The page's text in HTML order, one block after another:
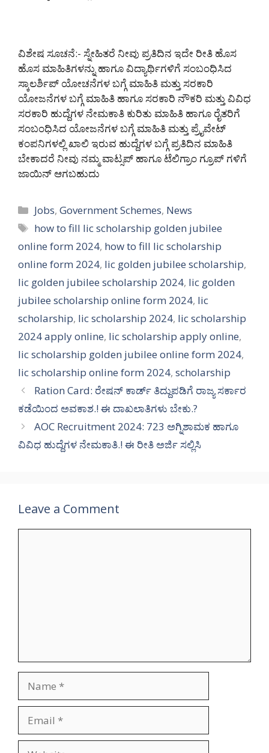
ವಿಶೇಷ ಸೂಚನೆ:- ಸ್ನೇಹಿತರೆ ನೀವು ಪ್ರತಿದಿನ ಇದೇ ರೀತಿ ಹೊಸ
ಹೊಸ ಮಾಹಿತಿಗಳನ್ನು ಹಾಗೂ ವಿದ್ಯಾರ್ಥಿಗಳಿಗೆ ಸಂಬಂಧಿಸಿದ
ಸ್ಕಾಲರ್ಶಿಪ್ ಯೋಚನೆಗಳ ಬಗ್ಗೆ ಮಾಹಿತಿ ಮತ್ತು ಸರಕಾರಿ
ಯೋಜನೆಗಳ ಬಗ್ಗೆ ಮಾಹಿತಿ ಹಾಗೂ ಸರಕಾರಿ ನೌಕರಿ ಮತ್ತು ವಿವಿಧ
ಸರಕಾರಿ ಹುದ್ದೆಗಳ ನೇಮಕಾತಿ ಕುರಿತು ಮಾಹಿತಿ ಹಾಗೂ ರೈತರಿಗೆ
ಸಂಬಂಧಿಸಿದ ಯೋಜನೆಗಳ ಬಗ್ಗೆ ಮಾಹಿತಿ ಮತ್ತು ಪ್ರೈವೇಟ್
ಕಂಪನಿಗಳಲ್ಲಿ ಖಾಲಿ ಇರುವ ಹುದ್ದೆಗಳ ಬಗ್ಗೆ ಪ್ರತಿದಿನ ಮಾಹಿತಿ
ಬೇಕಾದರೆ ನೀವು ನಮ್ಮ ವಾಟ್ಸಪ್ ಹಾಗೂ ಟೆಲಿಗ್ರಾಂ ಗ್ರೂಪ್ ಗಳಿಗೆ
ಜಾಯಿನ್ ಆಗಬಹುದು
Categories
Jobs,Government Schemes, News
Tags
how to fill lic scholarship golden jubilee
online form 2024, how to fill lic scholarship
online form 2024, lic golden jubilee scholarship,
lic golden jubilee scholarship 2024, lic golden
jubilee scholarship online form 2024, lic
scholarship, lic scholarship 2024, lic scholarship
2024 apply online, lic scholarship apply online,
lic scholarship golden jubilee online form 2024,
lic scholarship online form 2024, scholarship
Ration Card: ರೇಷನ್ ಕಾರ್ಡ್ ತಿದ್ದುಪಡಿಗೆ ರಾಜ್ಯ ಸರ್ಕಾರ
ಕಡೆಯಿಂದ ಅವಕಾಶ.! ಈ ದಾಖಲಾತಿಗಳು ಬೇಕು.?
AOC Recruitment 2024: 723 ಅಗ್ನಿಶಾಮಕ ಹಾಗೂ
ವಿವಿಧ ಹುದ್ದೆಗಳ ನೇಮಕಾತಿ.! ಈ ರೀತಿ ಅರ್ಜಿ ಸಲ್ಲಿಸಿ
Leave a Comment